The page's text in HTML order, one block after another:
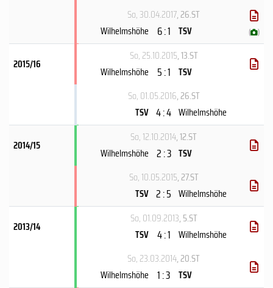
So, 30.04.2017, 26.ST
Wilhelmshöhe
6 : 1 TSV ( )
2015/16
So, 25.10.2015, 13.ST
Wilhelmshöhe
5 : 1 TSV
So, 01.05.2016, 26.ST
TSV 4 : 4 Wilhelmshöhe
2014/15
So, 12.10.2014, 12.ST
Wilhelmshöhe 2 : 3 TSV
So, 10.05.2015, 27.ST
TSV 2 : 5 Wilhelmshöhe
2013/14
So, 01.09.2013, 5.ST
TSV 4 : 1 Wilhelmshöhe
So, 23.03.2014, 20.ST
Wilhelmshöhe 1 : 3 TSV